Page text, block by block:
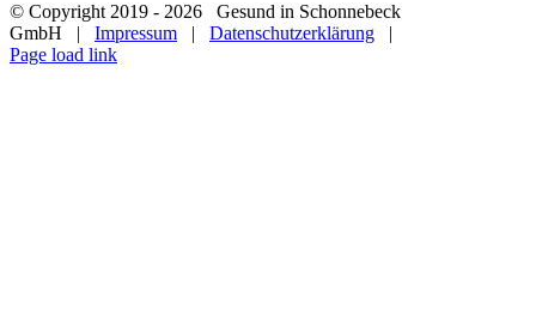
© Copyright 2019 - 2026 Gesund in Schonnebeck
GmbH | Impressum | Datenschutzerklärung |
Page load link